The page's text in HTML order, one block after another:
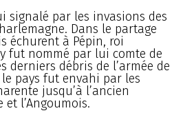
signalé par les invasions des
Dans le partage
échurent à Pépin, roi
fut nommé par lui comte de
derniers débris de l’armée de
pays fut envahi par les
jusqu’à l’ancien
et l’Angoumois.